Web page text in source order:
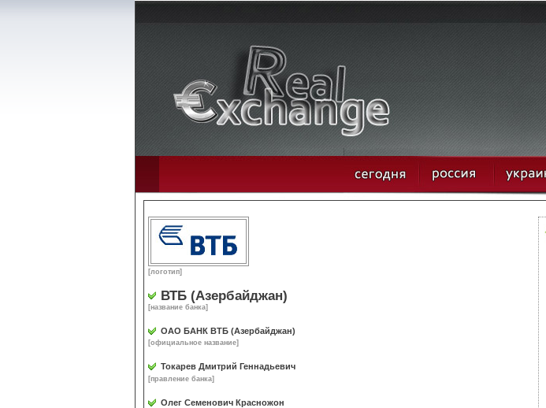
[логотип]
ВТБ (Азербайджан)
[название банка]
ОАО БАНК ВТБ (Азербайджан)
[официальное название]
Токарев Дмитрий Геннадьевич
[правление банка]
Олег Семенович Красножон